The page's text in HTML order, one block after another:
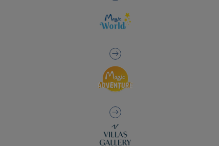
• Défi médiéval Robin Hood+ Magic Show+ Spectacle de princesses et
d'entre elles et à la disponibilité du service dans l'
*Pour les séjours de 1 à 3 nuits, comprend 1 visite (sous réserve de
disponibilité) dans l'un des hôtels (répétitions ou autres hôtels sous